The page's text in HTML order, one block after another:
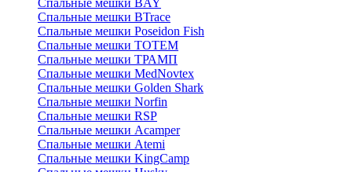
Спальные мешки BAY
Спальные мешки BTrace
Спальные мешки Poseidon Fish
Спальные мешки ТОТЕМ
Спальные мешки ТРАМП
Cпальные мешки MedNovtex
Спальные мешки Golden Shark
Спальные мешки Norfin
Спальные мешки RSP
Спальные мешки Acamper
Спальные мешки Atemi
Спальные мешки KingCamp